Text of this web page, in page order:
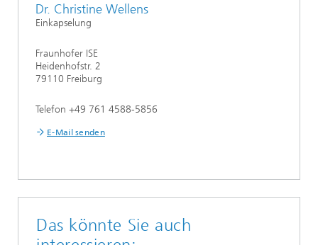
Dr. Christine Wellens
Einkapselung
Fraunhofer ISE
Heidenhofstr. 2
79110 Freiburg
Telefon +49 761 4588-5856
E-Mail senden
Das könnte Sie auch